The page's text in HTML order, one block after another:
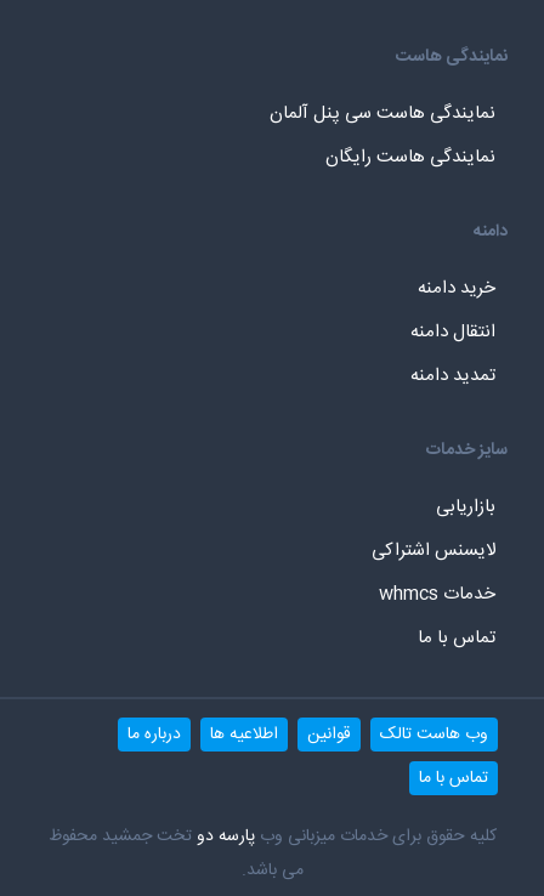
نمایندگی هاست
نمایندگی هاست سی پنل آلمان
نمایندگی هاست رایگان
دامنه
خرید دامنه
انتقال دامنه
تمدید دامنه
سایز خدمات
بازاریابی
لایسنس اشتراکی
خدمات whmcs
تماس با ما
وب هاست تالک قوانین اطلاعیه ها
درباره ما
تماس با ما
کلیه حقوق برای خدمات میزبانی وبپارسه دوتخت جمشید محفوظ
می باشد.